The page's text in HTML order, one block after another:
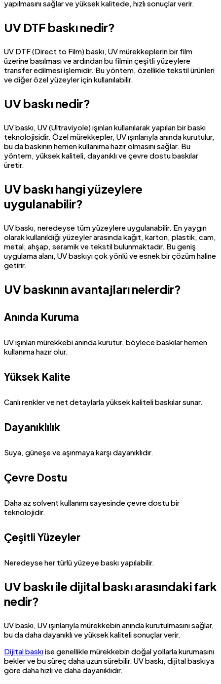
yapılmasını sağlar ve yüksek kalitede, hızlı sonuçlar verir.
UV DTF baskı nedir?
UV DTF (Direct to Film) baskı, UV mürekkeplerin bir film
üzerine basılması ve ardından bu filmin çeşitli yüzeylere
transfer edilmesi işlemidir. Bu yöntem, özellikle tekstil ürünleri
ve diğer özel yüzeyler için kullanılabilir.
UV baskı nedir?
UV baskı, UV (Ultraviyole) ışınları kullanılarak yapılan bir baskı
teknolojisidir. Özel mürekkepler, UV ışınlarıyla anında kurutulur,
bu da baskının hemen kullanıma hazır olmasını sağlar. Bu
yöntem, yüksek kaliteli, dayanıklı ve çevre dostu baskılar
üretir.
UV baskı hangi yüzeylere
uygulanabilir?
UV baskı, neredeyse tüm yüzeylere uygulanabilir. En yaygın
olarak kullanıldığı yüzeyler arasında kağıt, karton, plastik, cam,
metal, ahşap, seramik ve tekstil bulunmaktadır. Bu geniş
uygulama alanı, UV baskıyı çok yönlü ve esnek bir çözüm haline
getirir.
UV baskının avantajları nelerdir?
Anında Kuruma
UV ışınları mürekkebi anında kurutur, böylece baskılar hemen
kullanıma hazır olur.
Yüksek Kalite
Canlı renkler ve net detaylarla yüksek kaliteli baskılar sunar.
Dayanıklılık
Suya, güneşe ve aşınmaya karşı dayanıklıdır.
Çevre Dostu
Daha az solvent kullanımı sayesinde çevre dostu bir
teknolojidir.
Çeşitli Yüzeyler
Neredeyse her türlü yüzeye baskı yapılabilir.
UV baskı ile dijital baskı arasındaki fark
nedir?
UV baskı, UV ışınlarıyla mürekkebin anında kurutulmasını sağlar,
bu da daha dayanıklı ve yüksek kaliteli sonuçlar verir.
Dijital baskıise genellikle mürekkebin doğal yollarla kurumasını
bekler ve bu süreç daha uzun sürebilir. UV baskı, dijital baskıya
göre daha hızlı ve daha dayanıklıdır.